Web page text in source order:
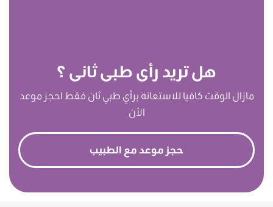
هل تريد رأى طبى ثانى ؟
مازال الوقت كافيا للاستعانة برأي طبي ثان فقط احجز موعد
الأن
حجز موعد مع الطبيب